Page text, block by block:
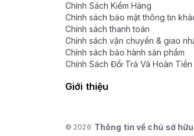
Chính Sách Kiểm Hàng
Chính sách bảo mật thông tin
Chính sách thanh toán
Chính sách vận chuyển & giao
Chính sách bảo hành sản phẩm
Chính Sách Đổi Trả Và Hoàn Tiền
Giới thiệu
© 2026 Thông tin về chủ sở